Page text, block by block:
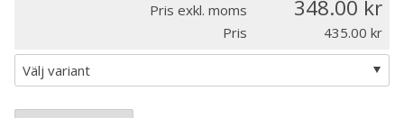
Pris exkl. moms 348.00
Pris 435.00